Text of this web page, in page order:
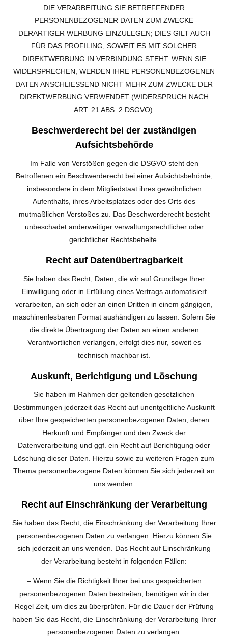
DIE VERARBEITUNG SIE BETREFFENDER
PERSONENBEZOGENER DATEN ZUM ZWECKE
DERARTIGER WERBUNG EINZULEGEN; DIES GILT AUCH
FÜR DAS PROFILING, SOWEIT ES MIT SOLCHER
DIREKTWERBUNG IN VERBINDUNG STEHT. WENN SIE
WIDERSPRECHEN, WERDEN IHRE PERSONENBEZOGENEN
DATEN ANSCHLIESSEND NICHT MEHR ZUM ZWECKE DER
DIREKTWERBUNG VERWENDET (WIDERSPRUCH NACH
ART. 21 ABS. 2 DSGVO).
Beschwerderecht bei der zuständigen
Aufsichtsbehörde
Im Falle von Verstößen gegen die DSGVO steht den
Betroffenen ein Beschwerderecht bei einer Aufsichtsbehörde,
insbesondere in dem Mitgliedstaat ihres gewöhnlichen
Aufenthalts, ihres Arbeitsplatzes oder des Orts des
mutmaßlichen Verstoßes zu. Das Beschwerderecht besteht
unbeschadet anderweitiger verwaltungsrechtlicher oder
gerichtlicher Rechtsbehelfe.
Recht auf Datenübertragbarkeit
Sie haben das Recht, Daten, die wir auf Grundlage Ihrer
Einwilligung oder in Erfüllung eines Vertrags automatisiert
verarbeiten, an sich oder an einen Dritten in einem gängigen,
maschinenlesbaren Format aushändigen zu lassen. Sofern Sie
die direkte Übertragung der Daten an einen anderen
Verantwortlichen verlangen, erfolgt dies nur, soweit es
technisch machbar ist.
Auskunft, Berichtigung und Löschung
Sie haben im Rahmen der geltenden gesetzlichen
Bestimmungen jederzeit das Recht auf unentgeltliche Auskunft
über Ihre gespeicherten personenbezogenen Daten, deren
Herkunft und Empfänger und den Zweck der
Datenverarbeitung und ggf. ein Recht auf Berichtigung oder
Löschung dieser Daten. Hierzu sowie zu weiteren Fragen zum
Thema personenbezogene Daten können Sie sich jederzeit an
uns wenden.
Recht auf Einschränkung der Verarbeitung
Sie haben das Recht, die Einschränkung der Verarbeitung Ihrer
personenbezogenen Daten zu verlangen. Hierzu können Sie
sich jederzeit an uns wenden. Das Recht auf Einschränkung
der Verarbeitung besteht in folgenden Fällen:
– Wenn Sie die Richtigkeit Ihrer bei uns gespeicherten
personenbezogenen Daten bestreiten, benötigen wir in der
Regel Zeit, um dies zu überprüfen. Für die Dauer der Prüfung
haben Sie das Recht, die Einschränkung der Verarbeitung Ihrer
personenbezogenen Daten zu verlangen.